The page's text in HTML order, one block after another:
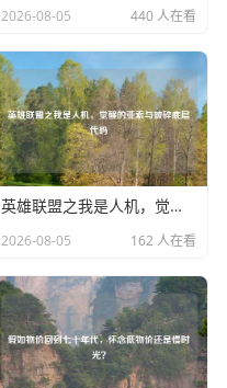
2026-08-05 440 人在看
英雄联盟之我是人机，觉醒的亚索与破碎底层代码
2026-08-05 162 人在看